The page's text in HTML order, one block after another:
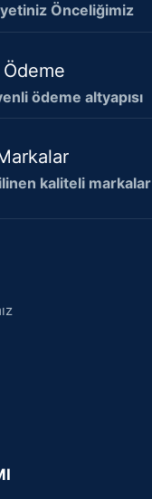
Önceliğimiz
ödeme altyapısı
kaliteli markalar